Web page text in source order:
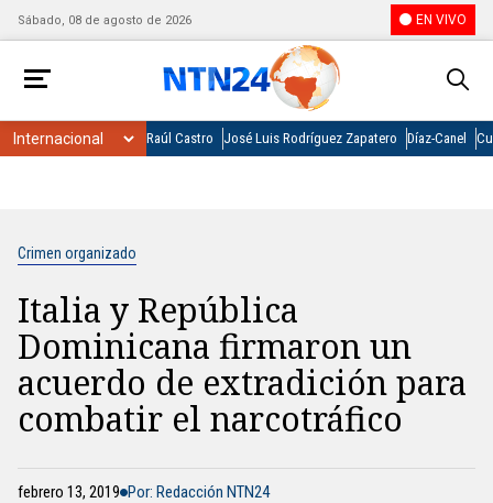
Sábado, 08 de agosto de 2026 EN VIVO
Raúl Castro José Luis Rodríguez Zapatero Díaz-Canel
Crimen organizado
Italia y República
Dominicana firmaron un
acuerdo de extradición para
combatir el narcotráfico
febrero 13, 2019 Por: Redacción NTN24